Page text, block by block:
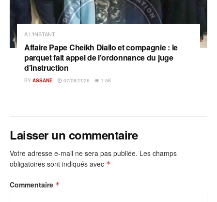
A L'INSTANT
Affaire Pape Cheikh Diallo et compagnie : le
parquet fait appel de l’ordonnance du juge
d’instruction
BY ASSANE 07/08/2026 1.5K
Laisser un commentaire
Votre adresse e-mail ne sera pas publiée. Les champs
obligatoires sont indiqués avec *
Commentaire *